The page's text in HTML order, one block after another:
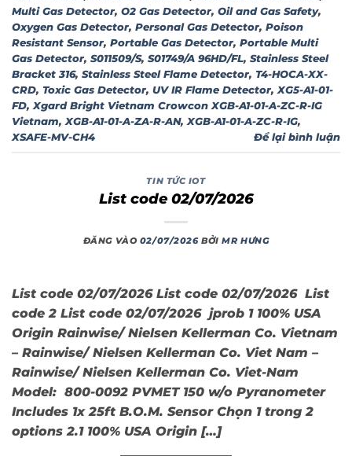
Multi Gas Detector, O2 Gas Detector, Oil and Gas Safety,
Oxygen Gas Detector, Personal Gas Detector, Poison
Resistant Sensor, Portable Gas Detector, Portable Multi
Gas Detector, S011509/S, S01749/A 96HD/FL, Stainless Steel
Bracket 316, Stainless Steel Flame Detector, T4-HOCA-XX-
CRD, Toxic Gas Detector, UV IR Flame Detector,XG5-A1-01-
FD,Xgard Bright Vietnam Crowcon XGB-A1-01-A-ZC-R-IG
Vietnam,XGB-A1-01-A-ZA-R-AN,XGB-A1-01-A-ZC-R-IG,
XSAFE-MV-CH4
Để lại bình luận
TIN TỨC IOT
List code 02/07/2026
ĐĂNG VÀO 02/07/2026 BỞIMR HƯNG
List code 02/07/2026 List code 02/07/2026 List
code 2 List code 02/07/2026 jprob 1 100% USA
Origin Rainwise/ Nielsen Kellerman Co. Vietnam
– Rainwise/ Nielsen Kellerman Co. Viet Nam –
Rainwise/ Nielsen Kellerman Co. Viet-Nam
Model: 800-0092 PVMET 150 w/o Pyranometer
Includes 1x 25ft B.O.M. Sensor Chọn 1 trong 2
options 2.1 100% USA Origin […]